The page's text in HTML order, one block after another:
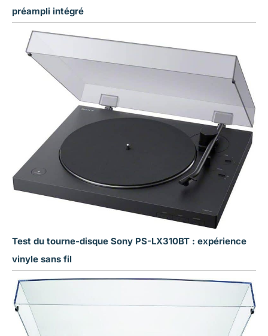
préampli intégré
Test du tourne-disque Sony PS-LX310BT : expérience
vinyle sans fil